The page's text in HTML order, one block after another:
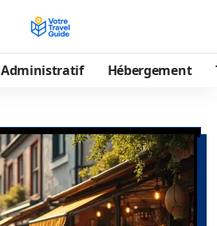
Administratif Hébergement